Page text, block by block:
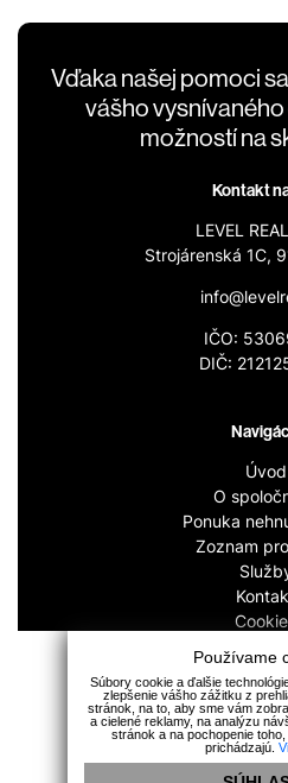
Používame
Súbory cookie a ďalšie
zlepšenie vášho zážitku z
stránok, na to, aby sme vám
a cielené reklamy, na analýzu
stránok a na pochopenie
prichádzajú.
Vďaka našej pomoci
vášho
možností na
Kontakt
LEVEL
Strojárenská 1C,
IČO:
DIČ:
Úvod
O
Ponuka
Zoznam